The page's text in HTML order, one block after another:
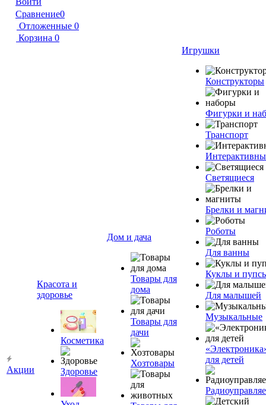
Сравнение0
Отложенные 0
Корзина 0
Акции
Красота и
здоровье
Косметика
Здоровье
Дом и дача
Товары для
дома
Товары для
дачи
Хозтовары
Игрушки
Конструкторы
Фигурки и
Транспорт
Светящиеся
Брелки и
Роботы
Для ванны
Куклы и
Для малышей
Музыкальные
для детей